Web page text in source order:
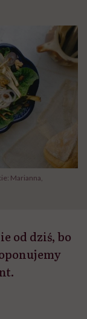
Marianna,
od dziś, bo